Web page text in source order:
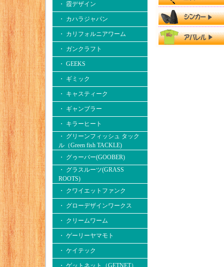
・ 霞デザイン
・ カハラジャパン
・ カリフォルニアワーム
・ ガンクラフト
・ GEEKS
・ ギミック
・ キャスティーク
・ ギャンブラー
・ キラーヒート
・ グリーンフィッシュ タック
ル（Green fish TACKLE)
・ グゥーバー(GOOBER)
・ グラスルーツ(GRASS
ROOTS)
・ クワイエットファンク
・ グローデザインワークス
・ クリームワーム
・ ゲーリーヤマモト
・ ケイテック
・ ゲットネット（GETNET）